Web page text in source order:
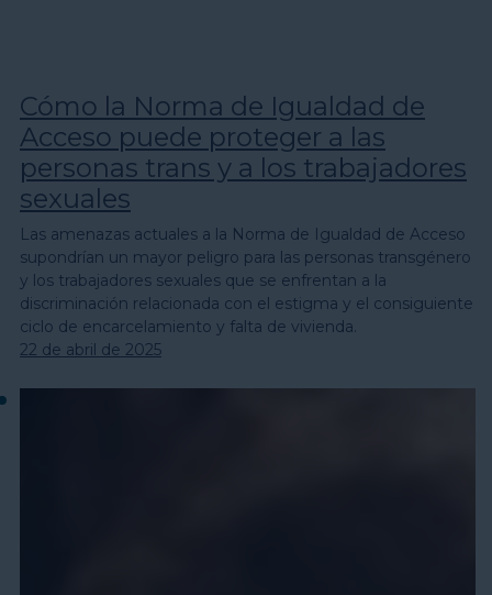
Cómo la Norma de Igualdad de
Acceso puede proteger a las
personas trans y a los trabajadores
sexuales
Las amenazas actuales a la Norma de Igualdad de Acceso
supondrían un mayor peligro para las personas transgénero
y los trabajadores sexuales que se enfrentan a la
discriminación relacionada con el estigma y el consiguiente
ciclo de encarcelamiento y falta de vivienda.
22 de abril de 2025